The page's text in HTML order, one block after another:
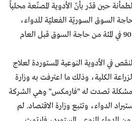
حين قدّر بأنّ الأدوية المصنّعة محلياً
المئة من حاجة السوق السوريّة الفعليّة للدواء،
بعدما كانت تغطّي أكثر من 90 في المئة من حاجة السوق قبل العام
في الأدوية النوعية المستوردة لعلاج
الكلية، وذلك ما اعترفت به وزارة
تصدت له "فارمكس" وهي الشركة
الدواء، وتتبع وزارة الاقتصاد. لم